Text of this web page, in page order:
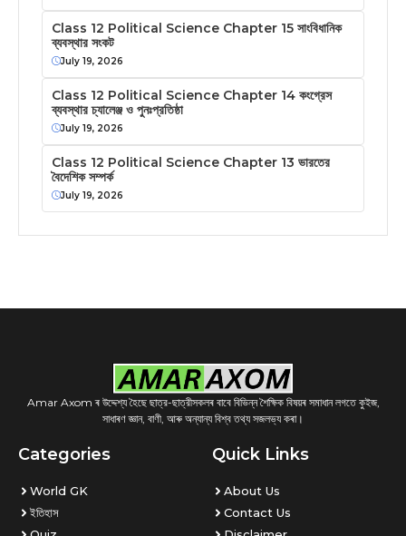
Class 12 Political Science Chapter 15 সাংবিধানিক
ব্যবস্থার সংকট
July 19, 2026
Class 12 Political Science Chapter 14 কংগ্রেস
ব্যবস্থার চ্যালেঞ্জ ও পুনঃপ্রতিষ্ঠা
July 19, 2026
Class 12 Political Science Chapter 13 ভারতের
বৈদেশিক সম্পর্ক
July 19, 2026
Amar Axom ৰ উদ্দেশ্য হৈছে ছাত্র-ছাত্রীসকলৰ বাবে বিভিন্ন শৈক্ষিক বিষয়ৰ সমাধান লগতে কুইজ,
সাধাৰণ জ্ঞান, বাণী, আৰু অন্যান্য বিশ্ব তথ্য সজলভ্য কৰা।
Categories
World GK
ইতিহাস
Quick Links
About Us
Contact Us